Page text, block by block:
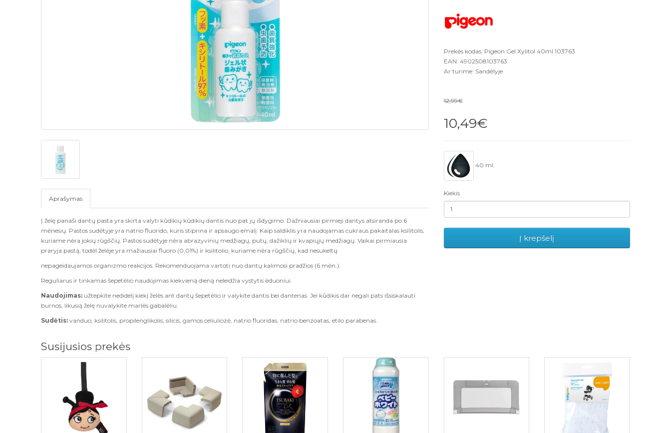
Aprašymas
Į želę panaši dantų pasta yra skirta valyti kūdikių kūdikių dantis nuo pat jų išdygimo. Dažniausiai pirmieji dantys atsiranda po 6
mėnesių. Pastos sudėtyje yra natrio fluorido, kuris stiprina ir apsaugo emalį. Kaip saldiklis yra naudojamas cukraus pakaitalas ksilitolis,
kuriame nėra jokių rūgščių. Pastos sudėtyje nėra abrazyvinių medžiagų, putų, dažiklių ir kvapiųjų medžiagų. Vaikai pirmiausia
praryja pastą, todėl želėje yra mažiausiai fluoro (0,01%) ir ksilitolio, kuriame nėra rūgščių, kad nesukeltų
nepageidaujamos organizmo reakcijos. Rekomenduojama vartoti nuo dantų kalimosi pradžios (6 mėn.).
Reguliarus ir tinkamas šepetėlio naudojimas kiekvieną dieną neleidžia vystytis ėduoniui.
Naudojimas: užtepkite nedidelį kiekį želės ant dantų šepetėlio ir valykite dantis bei dantenas. Jei kūdikis dar negali pats išsiskalauti
burnos, likusią želę nuvalykite marlės gabalėliu.
Sudėtis:vanduo, ksilitolis, propilenglikolis, silicis, gamos celiuliozė, natrio fluoridas, natrio benzoatas, etilo parabenas.
Prekės kodas: Pigeon Gel Xylitol 40ml 103763
EAN: 4902508103763
Ar turime: Sandėlyje
12,99€
10,49€
40 ml.
Kiekis
Į krepšelį
Susijusios prekės